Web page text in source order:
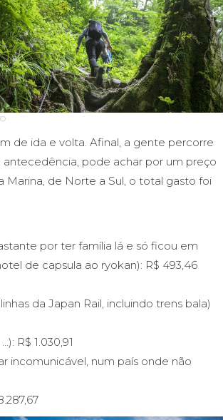
de ida e volta. Afinal, a gente percorre
pode achar por um preço
Marina, de Norte a Sul, o total gasto foi
por ter família lá e só ficou em
de capsula ao ryokan): R$ 493,46
da Japan Rail, incluindo trens bala)
R$ 1.030,91
incomunicável, num país onde não